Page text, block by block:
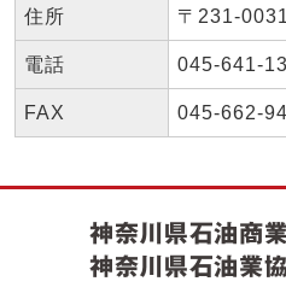
住所
〒231-
電話 045-641-
FAX 045-662-